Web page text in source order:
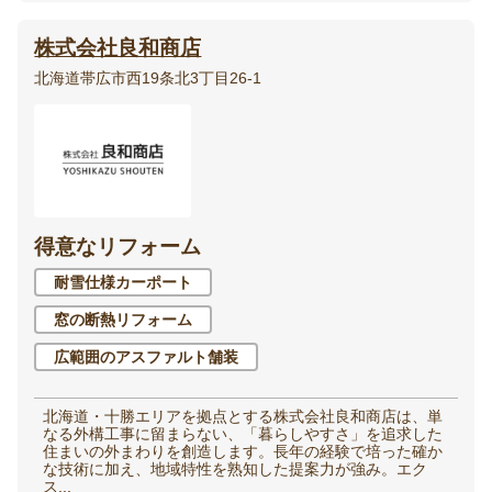
株式会社良和商店
北海道帯広市西19条北3丁目26-1
得意なリフォーム
耐雪仕様カーポート
窓の断熱リフォーム
広範囲のアスファルト舗装
北海道・十勝エリアを拠点とする株式会社良和商店は、単
なる外構工事に留まらない、「暮らしやすさ」を追求した
住まいの外まわりを創造します。長年の経験で培った確か
な技術に加え、地域特性を熟知した提案力が強み。エク
ス...